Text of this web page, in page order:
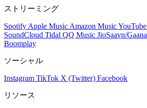
ストリーミング
Spotify Apple Music Amazon MusicYouTube
SoundCloud Tidal QQ Music JioSaavn/Gaana
Boomplay
ソーシャル
Instagram TikTok X (Twitter) Facebook
リソース